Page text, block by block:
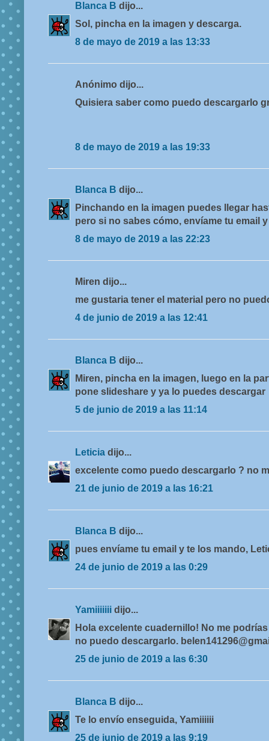
Blanca B dijo...
Sol, pincha en la imagen y descarga.
8 de mayo de 2019 a las 13:33
Anónimo dijo...
Quisiera saber como puedo descargarlo
8 de mayo de 2019 a las 19:33
Blanca B dijo...
Pinchando en la imagen puedes llegar
pero si no sabes cómo, envíame tu email
8 de mayo de 2019 a las 22:23
Miren dijo...
me gustaria tener el material pero no
4 de junio de 2019 a las 12:41
Blanca B dijo...
Miren, pincha en la imagen, luego en la
pone slideshare y ya lo puedes descargar
5 de junio de 2019 a las 11:14
Leticia dijo...
excelente como puedo descargarlo ? no
21 de junio de 2019 a las 16:21
Blanca B dijo...
pues envíame tu email y te los mando,
24 de junio de 2019 a las 0:29
Yamiiiiiii dijo...
Hola excelente cuadernillo! No me
no puedo descargarlo.
25 de junio de 2019 a las 6:30
Blanca B dijo...
Te lo envío enseguida, Yamiiiiii
25 de junio de 2019 a las 9:19